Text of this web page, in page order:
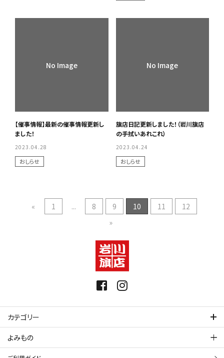
No Image
【催事情報】最新の催事情報更新し
ました！
2023.04.28
おしらせ
No Image
旗店日記更新しました！（岩川旗店
の手拭いあれこれ）
2023.04.24
おしらせ
« 1 ... 8 9 10 11
12
»
カテゴリー
よみもの